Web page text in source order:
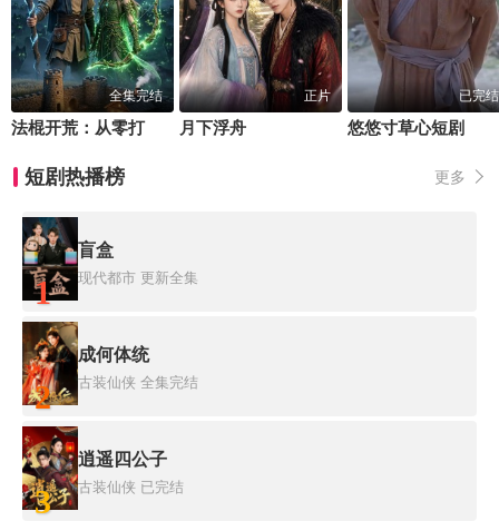
全集完结
法棍开荒：从零打造蛮荒营地
正片
月下浮舟
已完结
悠悠寸草心短剧
短剧热播榜 更多
1
盲盒
现代都市 更新全集
2
成何体统
古装仙侠 全集完结
3
逍遥四公子
古装仙侠 已完结